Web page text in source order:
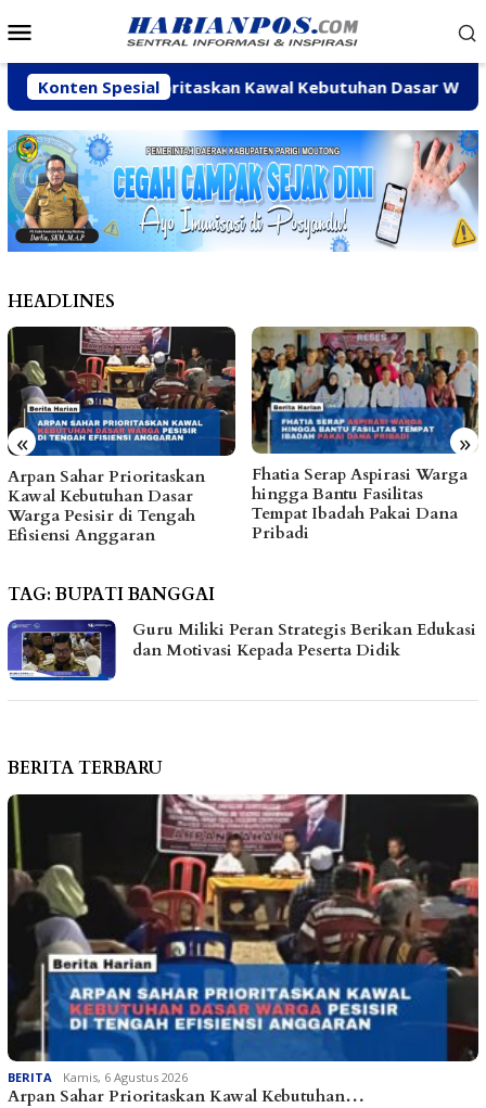
ke
Mobile
Konten Spesial
Sahar Prioritaskan Kawal Kebutuhan Dasar Warga
HEADLINES
« »
Fhatia Serap Aspirasi Warga
hingga Bantu Fasilitas
Tempat Ibadah Pakai Dana
Pribadi
Dibanjiri Aspirasi Warga
Reses, Sayutin Ungkap
Tantangan Fiskal Parimo
2027
TAG:BUPATI BANGGAI
Guru Miliki Peran Strategis Berikan Edukasi
dan Motivasi Kepada Peserta Didik
BERITA TERBARU
BERITA Kamis, 6 Agustus 2026
Arpan Sahar Prioritaskan Kawal Kebutuhan…